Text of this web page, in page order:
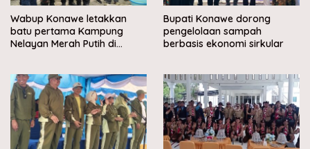
Wabup Konawe letakkan
batu pertama Kampung
Nelayan Merah Putih di
Bupati Konawe dorong
pengelolaan sampah
berbasis ekonomi sirkular